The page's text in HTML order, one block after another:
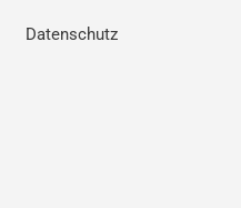
Datenschutz